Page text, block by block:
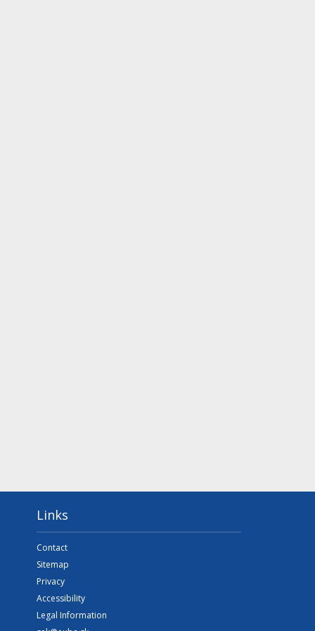
Links
Contact
Sitemap
Privacy
Accessibility
Legal Information